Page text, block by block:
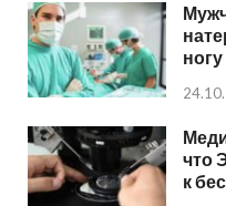
ногу
что
к